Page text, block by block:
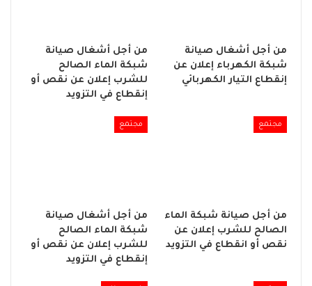
من أجل أشغال صيانة
شبكة الكهرباء إعلان عن
إنقطاع التيار الكهربائي
من أجل أشغال صيانة
شبكة الماء الصالح
للشرب إعلان عن نقص أو
إنقطاع في التزويد
مجتمع
من أجل صيانة شبكة الماء
الصالح للشرب إعلان عن
نقص أو انقطاع في التزويد
مجتمع
من أجل أشغال صيانة
شبكة الماء الصالح
للشرب إعلان عن نقص أو
إنقطاع في التزويد